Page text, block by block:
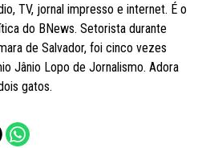
TV, jornal impresso e internet. É o
do BNews. Setorista durante
de Salvador, foi cinco vezes
Jânio Lopo de Jornalismo. Adora
gatos.